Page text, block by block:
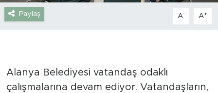
Paylaş A- A+
Alanya Belediyesi vatandaş odaklı
çalışmalarına devam ediyor. Vatandaşların,
Turizm
Yaşam